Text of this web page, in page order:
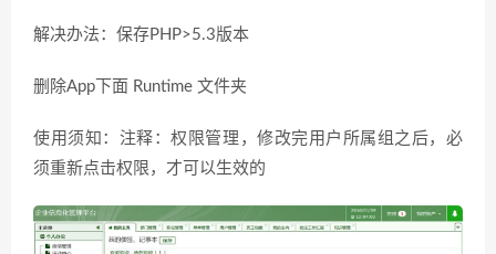
解决办法：保存PHP>5.3版本
删除App下面 Runtime 文件夹
使用须知：注释：权限管理，修改完用户所属组之后，必
须重新点击权限，才可以生效的